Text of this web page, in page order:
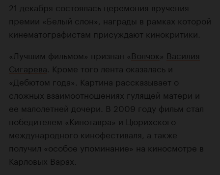
21 декабря состоялась церемония вручения
премии «Белый слон», награды в рамках которой
кинематографистам присуждают кинокритики.
«Лучшим фильмом» признан «Волчок» Василия
Сигарева . Кроме того лента оказалась и
«Дебютом года». Картина рассказывает о
сложных взаимоотношениях гулящей матери и
ее малолетней дочери. В 2009 году фильм стал
победителем «Кинотавра» и Цюрихского
международного кинофестиваля, а также
получил «особое упоминание» на киносмотре в
Карловых Варах.